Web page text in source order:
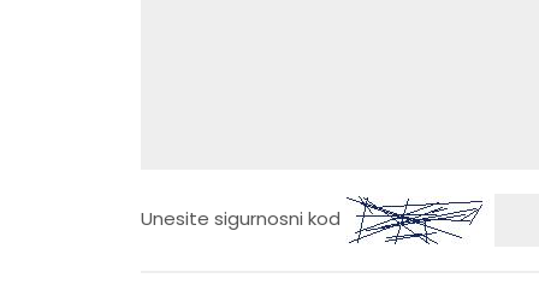
Unesite sigurnosni kod